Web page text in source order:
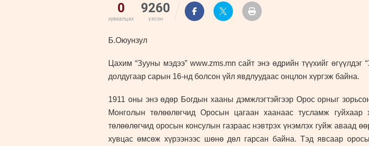
0
хуваалцах
9260
үзсэн
Б.Оюунзул
Цахим “Зууны мэдээ” www.zms.mn сайт энэ өдрийн түүхийг
долдугаар сарын 16-нд болсон үйл явдлуудаас онцлон хүргэж байна.
1911 оны энэ өдөр Богдын хааны дэмжлэгтэйгээр Орос орныг
Монголын төлөөлөгчид Оросын цагаан хаанаас тусламж гуйхаар
төлөөлөгчид оросын консулын газраас нэвтрэх үнэмлэх гуйж аваад
хувцас өмсөж хүрээнээс шөнө дөл гарсан байна. Тэд явсаар